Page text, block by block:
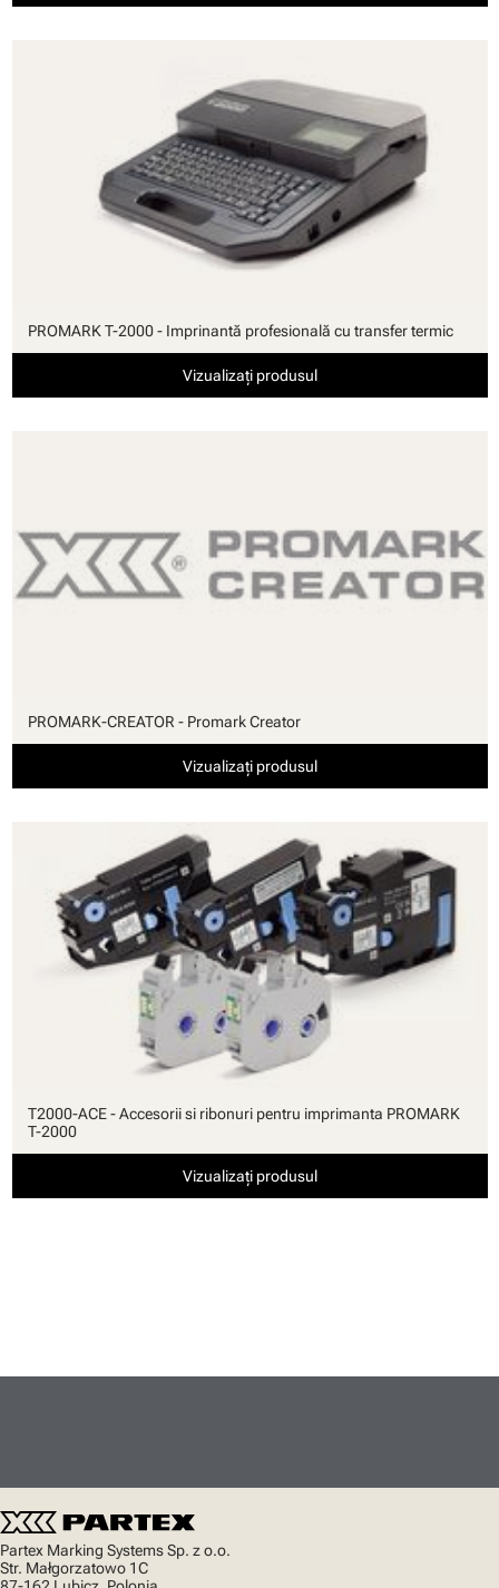
PROMARK T-2000 - Imprinantă profesională cu transfer termic
Vizualizați produsul
PROMARK-CREATOR - Promark Creator
Vizualizați produsul
T2000-ACE - Accesorii si ribonuri pentru imprimanta PROMARK
T-2000
Vizualizați produsul
Partex Marking Systems Sp. z o.o.
Str. Małgorzatowo 1C